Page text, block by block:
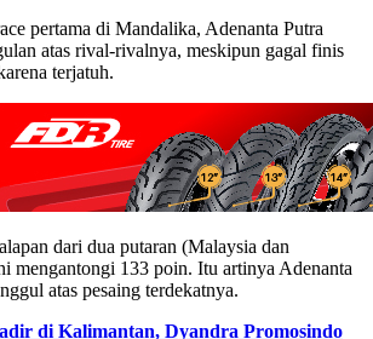
pertama di Mandalika, Adenanta Putra
atas rival-rivalnya, meskipun gagal finis
terjatuh.
dari dua putaran (Malaysia dan
mengantongi 133 poin. Itu artinya Adenanta
atas pesaing terdekatnya.
di Kalimantan, Dyandra Promosindo